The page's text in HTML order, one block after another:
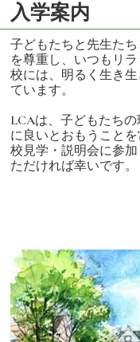
入学案内
子どもたちと先生た
を尊重し、いつもリ
校には、明るく生き
ています。
LCAは、子どもたち
に良いとおもうこと
校見学・説明会に参
ただければ幸いです。